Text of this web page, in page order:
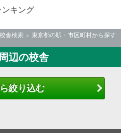
ンキング
校舎検索
東京都の駅・市区町村から探す
辺の校舎
絞り込む